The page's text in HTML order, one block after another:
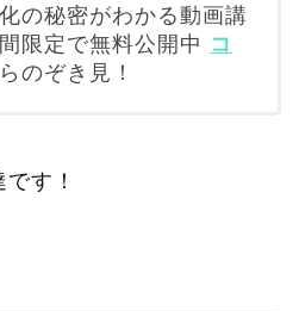
の秘密がわかる動画講
限定で無料公開中 コ
のぞき見！
す！